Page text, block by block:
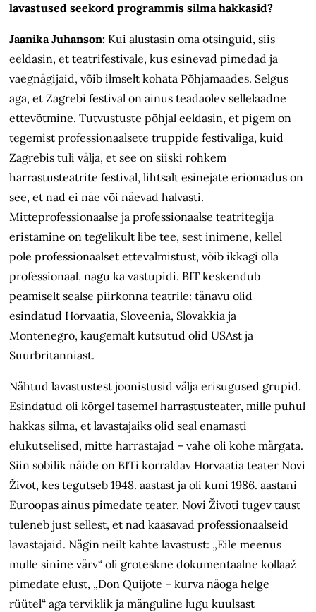
lavastused seekord programmis silma hakkasid?
Jaanika Juhanson: Kui alustasin oma otsinguid, siis
eeldasin, et teatrifestivale, kus esinevad pimedad ja
vaegnägijaid, võib ilmselt kohata Põhjamaades. Selgus
aga, et Zagrebi festival on ainus teadaolev sellelaadne
ettevõtmine. Tutvustuste põhjal eeldasin, et pigem on
tegemist professionaalsete truppide festivaliga, kuid
Zagrebis tuli välja, et see on siiski rohkem
harrastusteatrite festival, lihtsalt esinejate eriomadus on
see, et nad ei näe või näevad halvasti.
Mitteprofessionaalse ja professionaalse teatritegija
eristamine on tegelikult libe tee, sest inimene, kellel
pole professionaalset ettevalmistust, võib ikkagi olla
professionaal, nagu ka vastupidi. BIT keskendub
peamiselt sealse piirkonna teatrile: tänavu olid
esindatud Horvaatia, Sloveenia, Slovakkia ja
Montenegro, kaugemalt kutsutud olid USAst ja
Suurbritanniast.
Nähtud lavastustest joonistusid välja erisugused grupid.
Esindatud oli kõrgel tasemel harrastusteater, mille puhul
hakkas silma, et lavastajaiks olid seal enamasti
elukutselised, mitte harrastajad – vahe oli kohe märgata.
Siin sobilik näide on BITi korraldav Horvaatia teater Novi
Život, kes tegutseb 1948. aastast ja oli kuni 1986. aastani
Euroopas ainus pimedate teater. Novi Životi tugev taust
tuleneb just sellest, et nad kaasavad professionaalseid
lavastajaid. Nägin neilt kahte lavastust: „Eile meenus
mulle sinine värv“ oli groteskne dokumentaalne kollaaž
pimedate elust, „Don Quijote – kurva näoga helge
rüütel“ aga terviklik ja mänguline lugu kuulsast